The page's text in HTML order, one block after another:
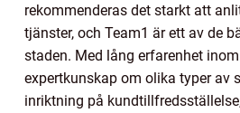
rekommenderas det starkt att
tjänster, och Team1 är ett av de
staden. Med lång erfarenhet
expertkunskap om olika typer av
inriktning på